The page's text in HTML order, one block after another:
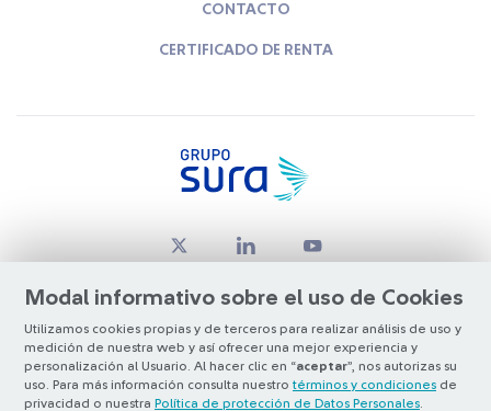
Modal informativo sobre el uso de Cookies
Utilizamos cookies propias y de terceros para realizar análisis de uso y
medición de nuestra web y así ofrecer una mejor experiencia y
personalización al Usuario. Al hacer clic en “aceptar”, nos autorizas su
uso. Para más información consulta nuestro términos y condiciones de
privacidad o nuestra Política de protección de Datos Personales
CONTACTO
CERTIFICADO DE RENTA
© Copyright Grupo SURA 2026